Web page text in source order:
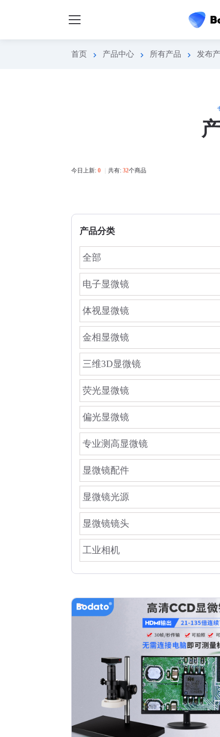
首页 chevron_right 产品中心 chevron_right 所有产品 chevron_right 发布
今日上新: 0 共有: 32个商品
产品分类
全部
电子显微镜
体视显微镜
金相显微镜
三维3D显微镜
荧光显微镜
偏光显微镜
专业测高显微镜
显微镜配件
显微镜光源
显微镜镜头
工业相机